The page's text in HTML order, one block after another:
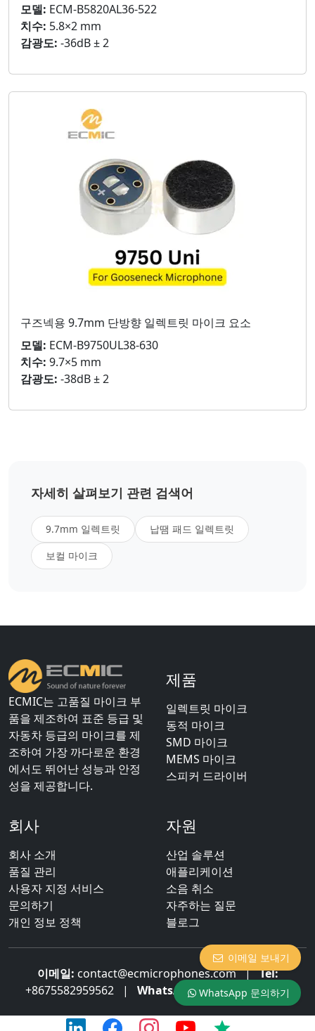
모델: ECM-B5820AL36-522
치수: 5.8×2 mm
감광도: -36dB ± 2
구즈넥용 9.7mm 단방향 일렉트릿 마이크 요소
모델: ECM-B9750UL38-630
치수: 9.7×5 mm
감광도: -38dB ± 2
자세히 살펴보기 관련 검색어
9.7mm 일렉트릿
납땜 패드 일렉트릿
보컬 마이크
이메일 보내기
WhatsApp 문의하기
ECMIC는 고품질 마이크 부
품을 제조하여 표준 등급 및
자동차 등급의 마이크를 제
조하여 가장 까다로운 환경
에서도 뛰어난 성능과 안정
성을 제공합니다.
제품
일렉트릿 마이크
동적 마이크
SMD 마이크
MEMS 마이크
스피커 드라이버
회사
회사 소개
품질 관리
사용자 지정 서비스
문의하기
개인 정보 정책
자원
산업 솔루션
애플리케이션
소음 취소
자주하는 질문
블로그
이메일: contact@ecmicrophones.com|Tel:
+8675582959562 | WhatsApp: +8613922873003